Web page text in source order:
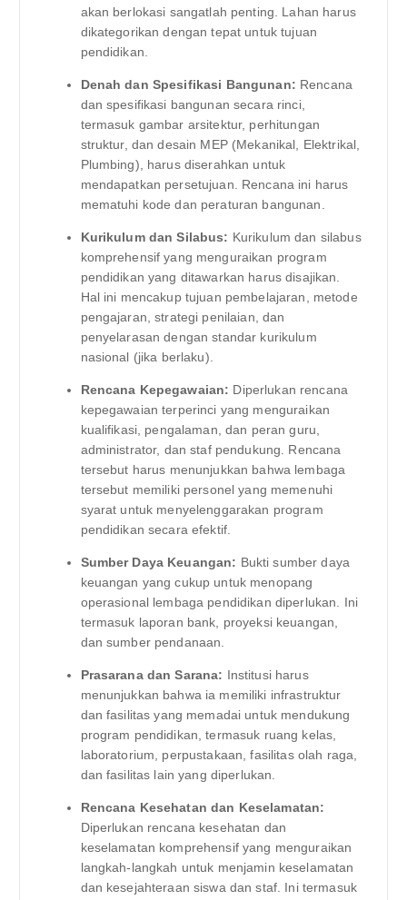
akan berlokasi sangatlah penting. Lahan harus
dikategorikan dengan tepat untuk tujuan
pendidikan.
Denah dan Spesifikasi Bangunan: Rencana
dan spesifikasi bangunan secara rinci,
termasuk gambar arsitektur, perhitungan
struktur, dan desain MEP (Mekanikal, Elektrikal,
Plumbing), harus diserahkan untuk
mendapatkan persetujuan. Rencana ini harus
mematuhi kode dan peraturan bangunan.
Kurikulum dan Silabus: Kurikulum dan silabus
komprehensif yang menguraikan program
pendidikan yang ditawarkan harus disajikan.
Hal ini mencakup tujuan pembelajaran, metode
pengajaran, strategi penilaian, dan
penyelarasan dengan standar kurikulum
nasional (jika berlaku).
Rencana Kepegawaian: Diperlukan rencana
kepegawaian terperinci yang menguraikan
kualifikasi, pengalaman, dan peran guru,
administrator, dan staf pendukung. Rencana
tersebut harus menunjukkan bahwa lembaga
tersebut memiliki personel yang memenuhi
syarat untuk menyelenggarakan program
pendidikan secara efektif.
Sumber Daya Keuangan: Bukti sumber daya
keuangan yang cukup untuk menopang
operasional lembaga pendidikan diperlukan. Ini
termasuk laporan bank, proyeksi keuangan,
dan sumber pendanaan.
Prasarana dan Sarana: Institusi harus
menunjukkan bahwa ia memiliki infrastruktur
dan fasilitas yang memadai untuk mendukung
program pendidikan, termasuk ruang kelas,
laboratorium, perpustakaan, fasilitas olah raga,
dan fasilitas lain yang diperlukan.
Rencana Kesehatan dan Keselamatan:
Diperlukan rencana kesehatan dan
keselamatan komprehensif yang menguraikan
langkah-langkah untuk menjamin keselamatan
dan kesejahteraan siswa dan staf. Ini termasuk